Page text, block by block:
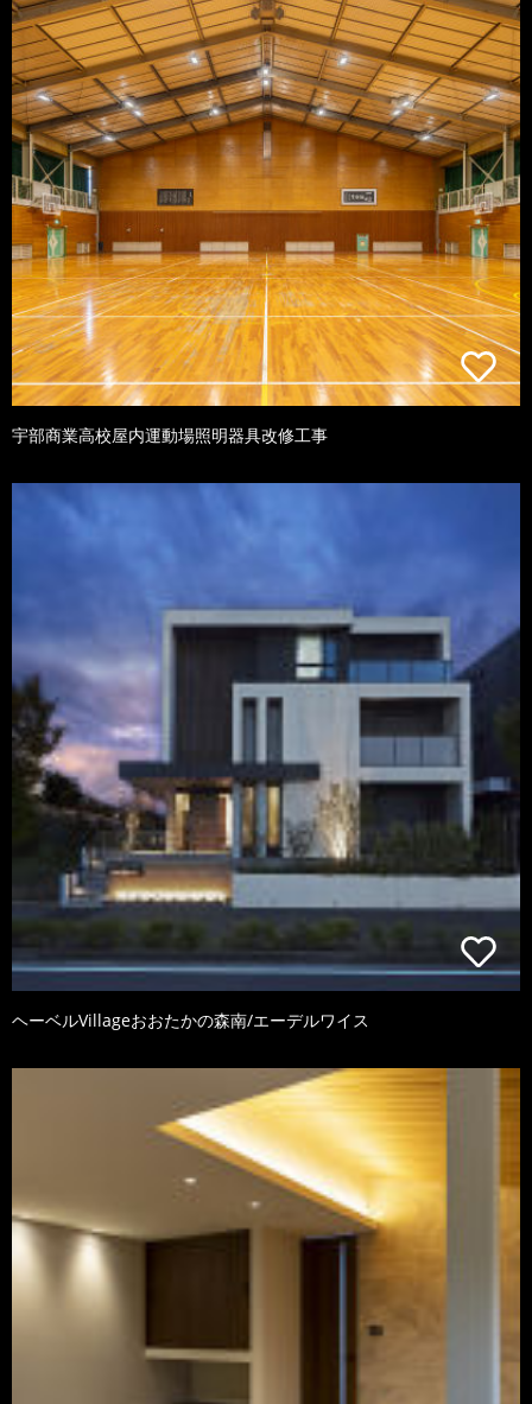
宇部商業高校屋内運動場照明器具改修工事
ヘーベルVillageおおたかの森南/エーデルワイス